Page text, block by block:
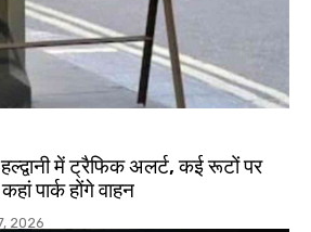
में ट्रैफिक अलर्ट, कई रूटों पर
पार्क होंगे वाहन
2026